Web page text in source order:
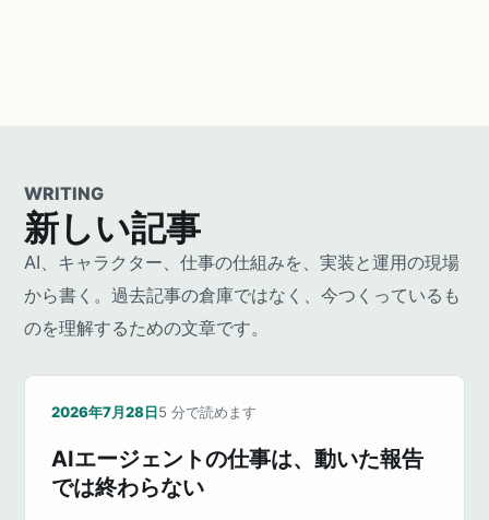
WRITING
新しい記事
AI、キャラクター、仕事の仕組みを、実装と運用の現場
から書く。過去記事の倉庫ではなく、今つくっているも
のを理解するための文章です。
2026年7月28日5 分で読めます
AIエージェントの仕事は、動いた報告
では終わらない